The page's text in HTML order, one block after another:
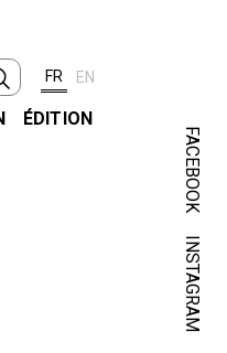
FR EN
ÉDITION
FACEBOOK
INSTAGRAM